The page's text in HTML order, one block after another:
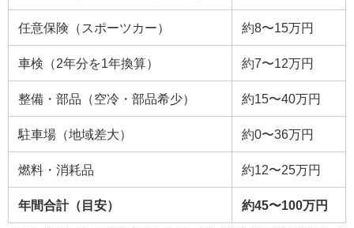
任意保険（スポーツカー） 約8〜15万円
車検（2年分を1年換算） 約7〜12万円
整備・部品（空冷・部品希少） 約15〜40万円
駐車場（地域差大） 約0〜36万円
燃料・消耗品 約12〜25万円
年間合計（目安） 約45〜100万円